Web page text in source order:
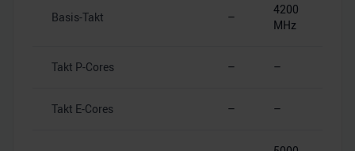
Basis-Takt –
4200
MHz
Takt P-Cores – –
Takt E-Cores – –